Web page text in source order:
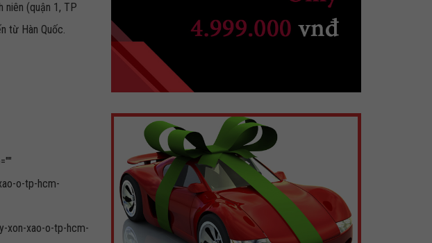
niên (quận 1, TP
từ Hàn Quốc.
o-tp-hcm-
xon-xao-o-tp-hcm-